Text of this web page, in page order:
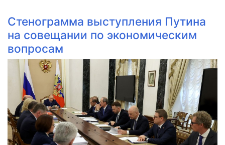
Стенограмма выступления Путина
на совещании по экономическим
вопросам